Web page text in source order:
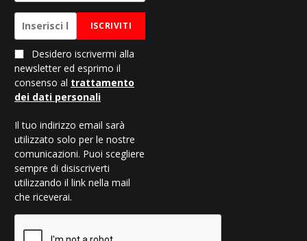
ISCRIVITI
Desidero iscrivermi alla
newsletter ed esprimo il
consenso al trattamento
dei dati personali
Il tuo indirizzo email sarà
utilizzato solo per le nostre
comunicazioni. Puoi scegliere
sempre di disiscriverti
utilizzando il link nella mail
che riceverai.